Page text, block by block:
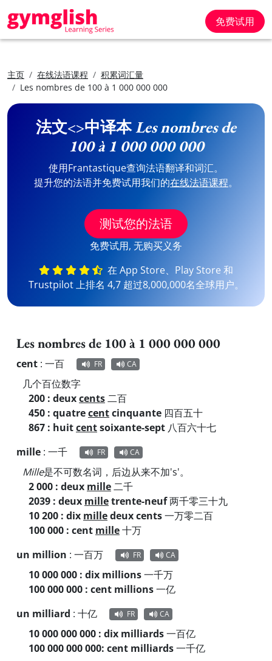
免费试用
主页 在线法语课程
积累词汇量
Les nombres de 100 à 1 000 000 000
法文<>中译本Les nombres de
100 à 1 000 000 000
使用Frantastique查询法语翻译和词汇。
提升您的法语并免费试用我们的在线法语课程。
测试您的法语
免费试用, 无购买义务
在 App Store、Play Store 和
Trustpilot 上排名 4,7 超过8,000,000名全球用户。
Les nombres de 100 à 1 000 000 000
cent : 一百 FR CA
几个百位数字
200 : deuxcents二百
450 : quatrecentcinquante 四百五十
867 : huitcentsoixante-sept 八百六十七
mille : 一千 FR CA
Mille是不可数名词，后边从来不加's'。
2 000 : deux mille二千
2039 : deux milletrente-neuf两千零三十九
10 200 : dix milledeux cents一万零二百
100 000 : cent mille十万
un million : 一百万 FR CA
10 000 000 : dix millions一千万
100 000 000 : cent millions一亿
un milliard : 十亿 FR CA
10 000 000 000 : dix milliards一百亿
100 000 000 000: cent milliards一千亿